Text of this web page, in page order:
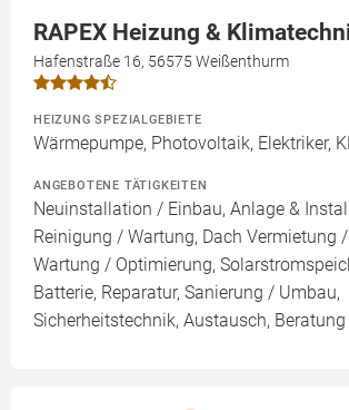
RAPEX Heizung &
Hafenstraße 16, 56575 Weißenthurm
HEIZUNG SPEZIALGEBIETE
Wärmepumpe, Photovoltaik, Elektriker,
ANGEBOTENE TÄTIGKEITEN
Neuinstallation / Einbau, Anlage &
Reinigung / Wartung, Dach Vermietung
Wartung / Optimierung,
Batterie, Reparatur, Sanierung / Umbau,
Sicherheitstechnik, Austausch, Beratung